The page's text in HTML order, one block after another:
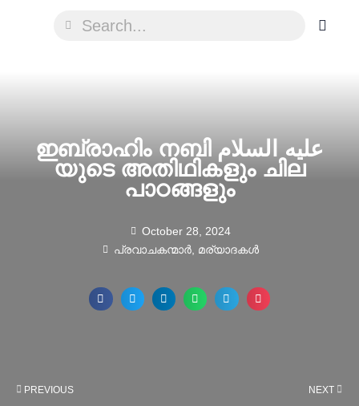
ഇബ്രാഹിം നബി عليه السلام
യുടെ അതിഥികളും ചില
പാഠങ്ങളും
October 28, 2024
പ്രവാചകന്മാർ മര്യാദകൾ
PREVIOUS NEXT